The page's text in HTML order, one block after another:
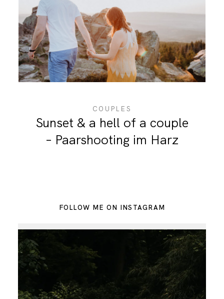
COUPLES
Sunset & a hell of a couple
– Paarshooting im Harz
FOLLOW ME ON INSTAGRAM